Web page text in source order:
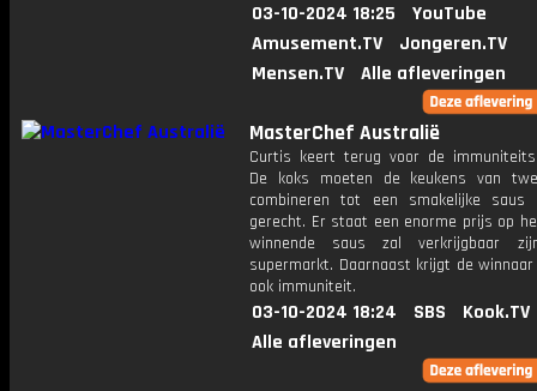
03-10-2024 18:25
YouTube
Amusement.TV
Jongeren.TV
Mensen.TV
Alle afleveringen
MasterChef Australië
Curtis keert terug voor de
De koks moeten de keukens van
combineren tot een smakelijke saus
gerecht. Er staat een enorme prijs op
winnende saus zal verkrijgbaar
supermarkt. Daarnaast krijgt de
ook immuniteit.
03-10-2024 18:24 SBS
Kook.TV
Alle afleveringen